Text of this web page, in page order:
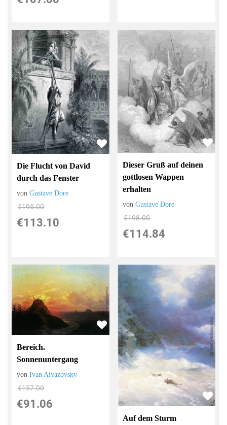
Die Flucht von David
durch das Fenster
vonGustave Dore
€195.00
€113.10
Dieser Gruß auf deinen
gottlosen Wappen
erhalten
vonGustave Dore
€198.00
€114.84
Bereich.
Sonnenuntergang
vonIvan Aivazovsky
€157.00
€91.06
Auf dem Sturm